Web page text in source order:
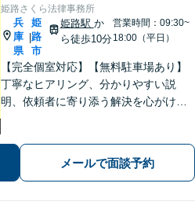
姫路さくら法律事務所
兵
庫
県
|
姫
路
市
姫路駅 か
ら徒歩10分
営業時間：09:30~
18:00（平日）
【完全個室対応】【無料駐車場あり】
丁寧なヒアリング、分かりやすい説
明、依頼者に寄り添う解決を心がけて
し、賃料請求、区分所有等）に関する
問題についてもご相談下さい。
メールで面談予約